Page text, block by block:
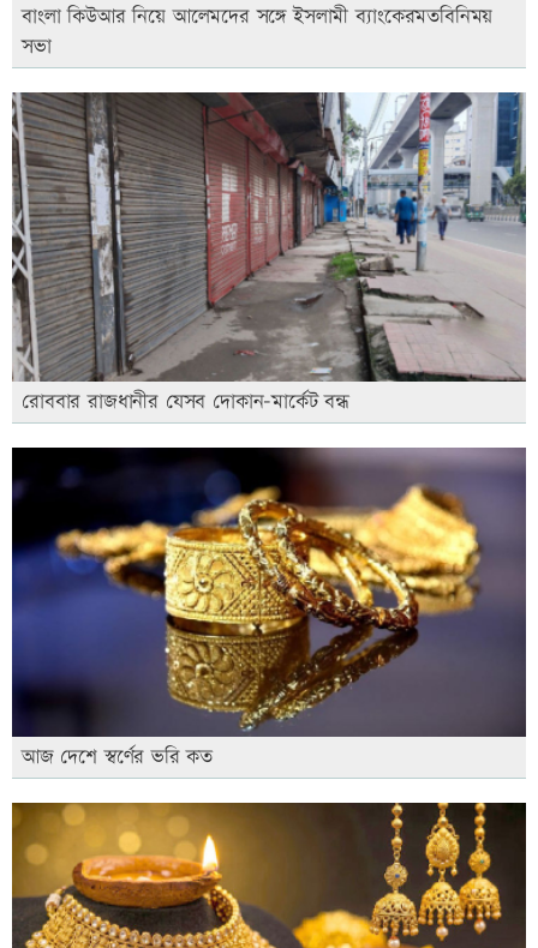
বাংলা কিউআর নিয়ে আলেমদের সঙ্গে ইসলামী ব্যাংকেরমতবিনিময়
সভা
রোববার রাজধানীর যেসব দোকান-মার্কেট বন্ধ
আজ দেশে স্বর্ণের ভরি কত